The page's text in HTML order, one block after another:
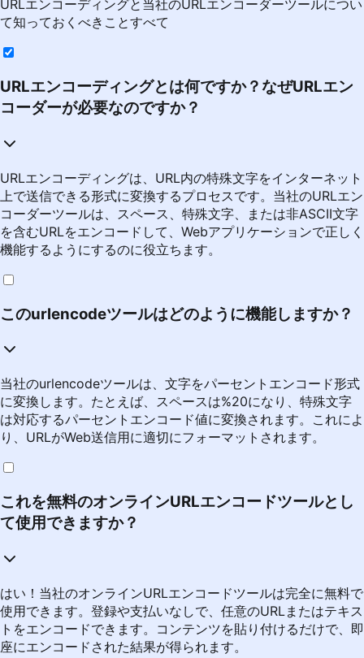
URLエンコーディングと当社のURLエンコーダーツールについ
て知っておくべきことすべて
URLエンコーディングとは何ですか？なぜURLエン
コーダーが必要なのですか？
URLエンコーディングは、URL内の特殊文字をインターネット
上で送信できる形式に変換するプロセスです。当社のURLエン
コーダーツールは、スペース、特殊文字、または非ASCII文字
を含むURLをエンコードして、Webアプリケーションで正しく
機能するようにするのに役立ちます。
このurlencodeツールはどのように機能しますか？
当社のurlencodeツールは、文字をパーセントエンコード形式
に変換します。たとえば、スペースは%20になり、特殊文字
は対応するパーセントエンコード値に変換されます。これによ
り、URLがWeb送信用に適切にフォーマットされます。
これを無料のオンラインURLエンコードツールとし
て使用できますか？
はい！当社のオンラインURLエンコードツールは完全に無料で
使用できます。登録や支払いなしで、任意のURLまたはテキス
トをエンコードできます。コンテンツを貼り付けるだけで、即
座にエンコードされた結果が得られます。